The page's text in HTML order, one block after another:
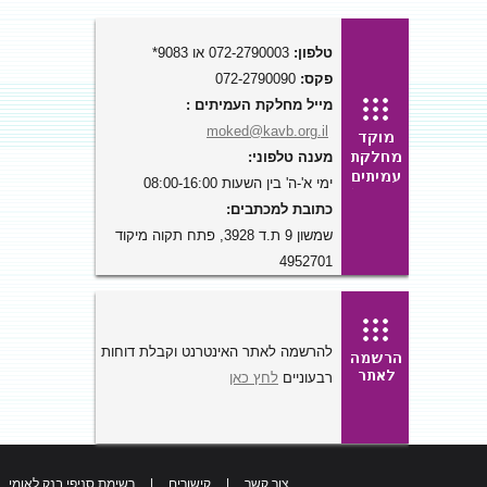
טלפון:
פקס:
מייל מחלקת העמיתים :
moked@kavb.org.il
מענה טלפוני:
ימי א'-ה' בין השעות 08:00-16:00
כתובת למכתבים:
שמשון 9 ת.ד 3928, פתח תקוה מיקוד
4952701
להרשמה לאתר האינטרנט וקבלת דוחות
רבעוניים לחץ כאן
צור קשר קישורים רשימת סניפי בנק לאומי